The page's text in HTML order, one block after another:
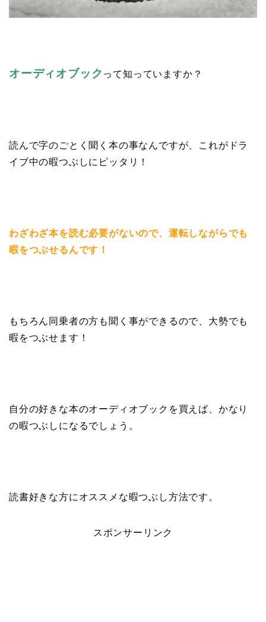
オーディオブック って知っていますか？
読んで字のごとく聞く本の事なんですが、これがドラ
イブ中の暇つぶしにピッタリ！
わざわざ本を読む必要がないので、 運転しながらでも
暇をつぶせるんです！
もちろん同乗者の方も聞く事ができるので、大勢でも
暇をつぶせます！
自分の好きな本のオーディオブックを買えば、かなり
の暇つぶしになるでしょう。
読書好きな方にオススメな暇つぶし方法です。
スポンサーリンク